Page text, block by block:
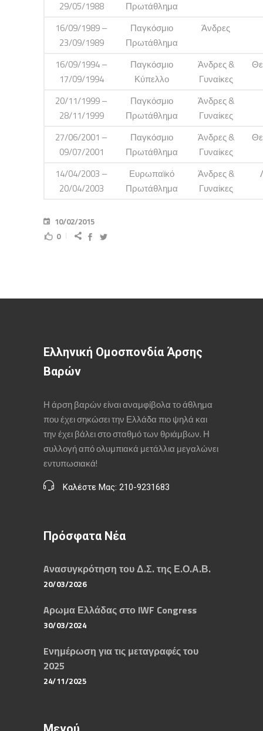
29/05/1988
Πρωτάθλημα
16/09/1989 –
23/09/1989
Παγκόσμιο
Πρωτάθλημα
Άνδρες
16/09/1994 –
17/09/1994
Παγκόσμιο
Κύπελλο
Άνδρες &
Γυναίκες
20/11/1999 –
28/11/1999
Παγκόσμιο
Πρωτάθλημα
Άνδρες &
Γυναίκες
27/06/2001 –
09/07/2001
Παγκόσμιο
Πρωτάθλημα
Άνδρες &
Γυναίκες
14/04/2003 –
20/04/2003
Ευρωπαϊκό
Πρωτάθλημα
Άνδρες &
Γυναίκες
10/02/2015
0
Ελληνική Ομοσπονδία Άρσης
Βαρών
Η άρση βαρών είναι αναμφίβολα το άθλημα
που έχει σηκώσει την Ελλάδα πιο ψηλά και
την έχει βάλει στο σταθμό των θριάμβων. Η
συλλογή από ολυμπιακά μετάλλια μεγαλώνει
εντυπωσιακά!
Καλέστε Μας: 210-9231683
Πρόσφατα Νέα
Aνασυγκρότηση του Δ.Σ. της Ε.Ο.Α.Β.
20/03/2026
Aρωμα Ελλάδας στο IWF Congress
30/03/2024
Eνημέρωση για τις μεταγραφές του
2025
24/11/2025